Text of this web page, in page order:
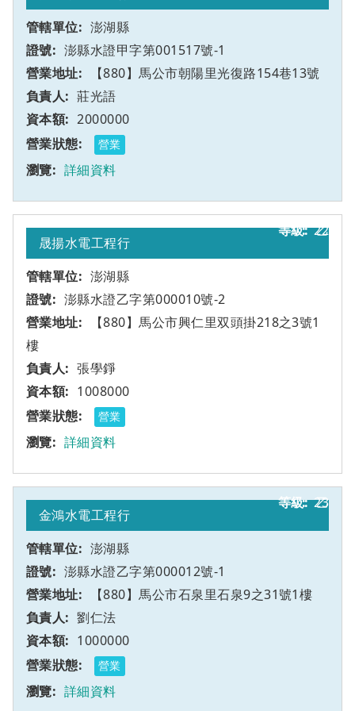
澎湖縣
澎縣水證甲字第001517號-1
【880】馬公市朝陽里光復路154巷13號
莊光語
2000000
營業
詳細資料
22
晟揚水電工程行
澎湖縣
澎縣水證乙字第000010號-2
【880】馬公市興仁里双頭掛218之3號1
樓
乙
張學錚
1008000
營業
詳細資料
23
金鴻水電工程行
澎湖縣
澎縣水證乙字第000012號-1
【880】馬公市石泉里石泉9之31號1樓
乙
劉仁法
1000000
營業
詳細資料